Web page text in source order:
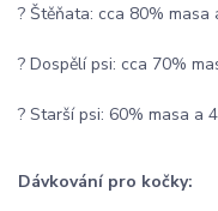
? Štěňata: cca 80%
? Dospělí psi: cca 70%
? Starší psi: 60% masa a
Dávkování pro kočky: